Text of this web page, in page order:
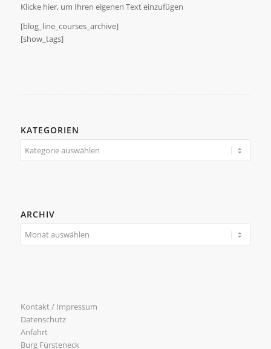
Klicke hier, um Ihren eigenen Text einzufügen
[blog_line_courses_archive]
[show_tags]
KATEGORIEN
Kategorien
ARCHIV
Kontakt / Impressum
Datenschutz
Anfahrt
Burg Fürsteneck